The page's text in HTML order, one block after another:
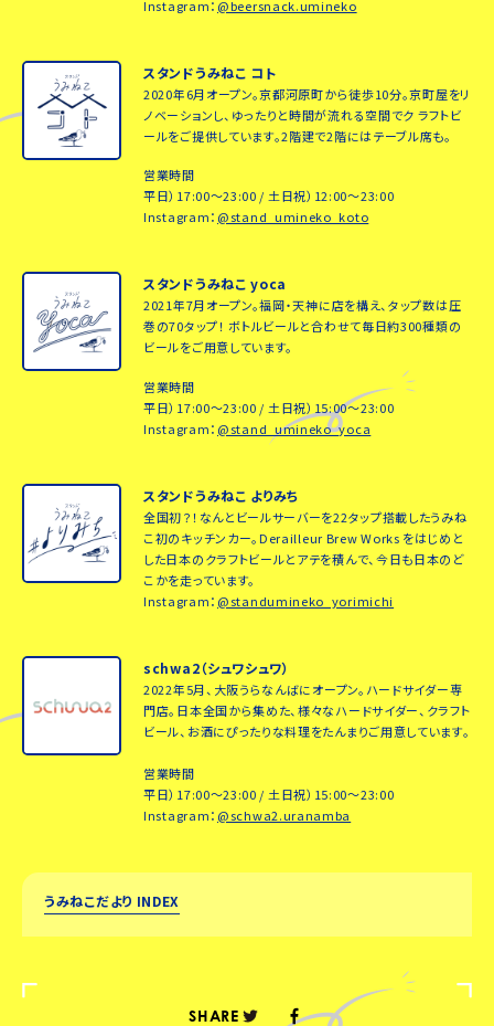
Instagram： @beersnack.umineko
スタンドうみねこ コト
2020年6月オープン。京都河原町から徒歩10分。京町屋をリ
ノベーションし、ゆったりと時間が流れる空間でク ラフトビ
ールをご提供しています。2階建で2階にはテーブル席も。
営業時間
平日）17:00～23:00 / 土日祝）12:00～23:00
Instagram： @stand_umineko_koto
スタンドうみねこ yoca
2021年7月オープン。福岡・天神に店を構え、タップ数は圧
巻の70タップ！ ボトルビールと合わせて毎日約300種類の
ビールをご用意しています。
営業時間
平日）17:00～23:00 / 土日祝）15:00～23:00
Instagram： @stand_umineko_yoca
スタンドうみねこ よりみち
全国初？！なんとビールサーバーを22タップ搭載したうみね
こ初のキッチンカー。Derailleur Brew Works をはじめと
した日本のクラフトビールとアテを積んで、今日も日本のど
こかを走っています。
Instagram： @standumineko_yorimichi
schwa2（シュワシュワ）
2022年5月、大阪うらなんばにオープン。ハードサイダー専
門店。日本全国から集めた、様々なハードサイダー、クラフト
ビール、お酒にぴったりな料理をたんまりご用意しています。
営業時間
平日）17:00～23:00 / 土日祝）15:00～23:00
Instagram： @schwa2.uranamba
うみねこだより INDEX
SHARE